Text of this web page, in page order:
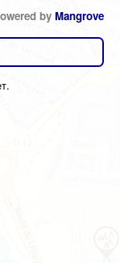
by Mangrove